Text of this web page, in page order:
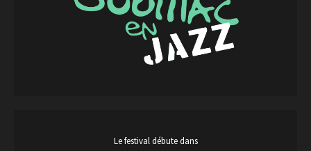
Le festival débute dans